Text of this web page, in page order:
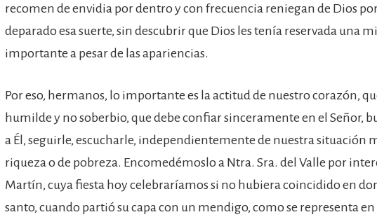
recomen de envidia por dentro y con frecuencia reniegan de Dios
deparado esa suerte, sin descubrir que Dios les tenía reservada una
importante a pesar de las apariencias.
Por eso, hermanos, lo importante es la actitud de nuestro corazón,
humilde y no soberbio, que debe confiar sinceramente en el Señor,
a Él, seguirle, escucharle, independientemente de nuestra situación
riqueza o de pobreza. Encomedémoslo a Ntra. Sra. del Valle por
Martín, cuya fiesta hoy celebraríamos si no hubiera coincidido en
santo, cuando partió su capa con un mendigo, como se representa